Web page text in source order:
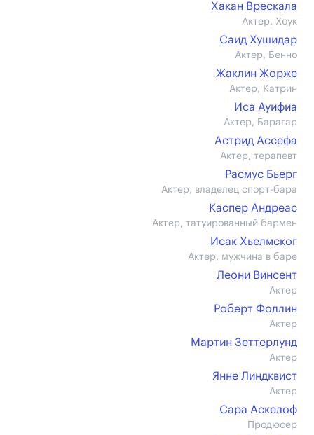
Хакан Врескала
Актер, Хоук
Саид Хушидар
Актер, Бенно
Жаклин Жорже
Актер, Катрин
Иса Ауифиа
Актер, Барагар
Астрид Ассефа
Актер, терапевт
Расмус Бьерг
Актер, владелец спорт-бара
Каспер Андреас
Актер, татуированный бармен
Исак Хьелмског
Актер, мужчина в баре
Леони Винсент
Актер
Роберт Фоллин
Актер
Мартин Зеттерлунд
Актер
Янне Линдквист
Актер
Сара Аскелоф
Продюсер